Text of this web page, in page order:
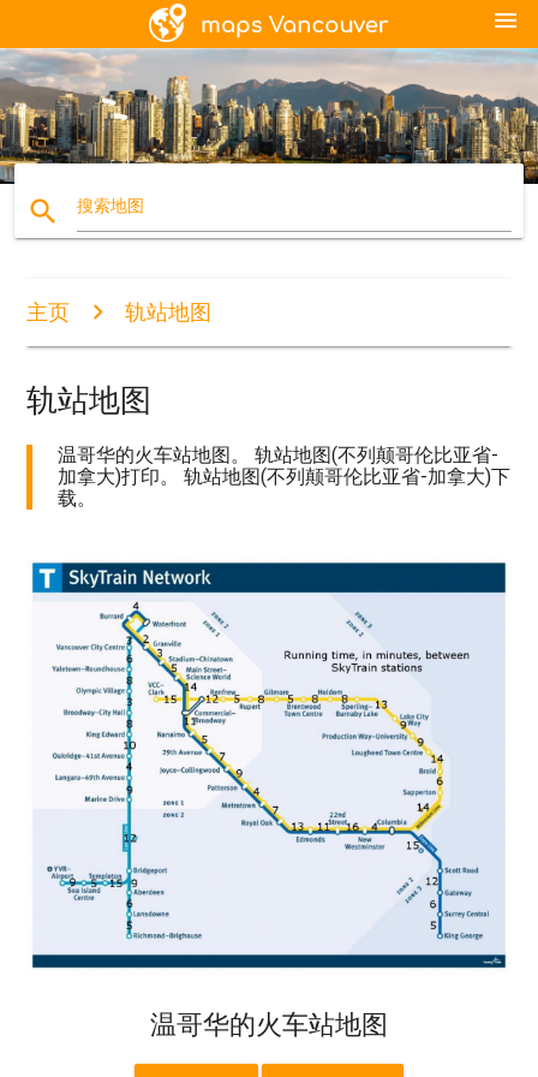
menu
search 搜索地图
主页 轨站地图
轨站地图
温哥华的火车站地图。 轨站地图(不列颠哥伦比亚省-
加拿大)打印。 轨站地图(不列颠哥伦比亚省-加拿大)下
载。
温哥华的火车站地图